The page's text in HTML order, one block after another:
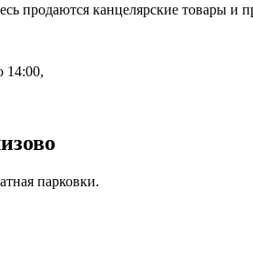
продаются канцелярские товары и
14:00,
парковки.